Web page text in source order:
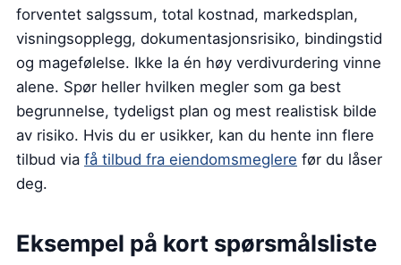
forventet salgssum, total kostnad, markedsplan,
visningsopplegg, dokumentasjonsrisiko, bindingstid
og magefølelse. Ikke la én høy verdivurdering vinne
alene. Spør heller hvilken megler som ga best
begrunnelse, tydeligst plan og mest realistisk bilde
av risiko. Hvis du er usikker, kan du hente inn flere
tilbud via få tilbud fra eiendomsmeglere før du låser
deg.
Eksempel på kort spørsmålsliste